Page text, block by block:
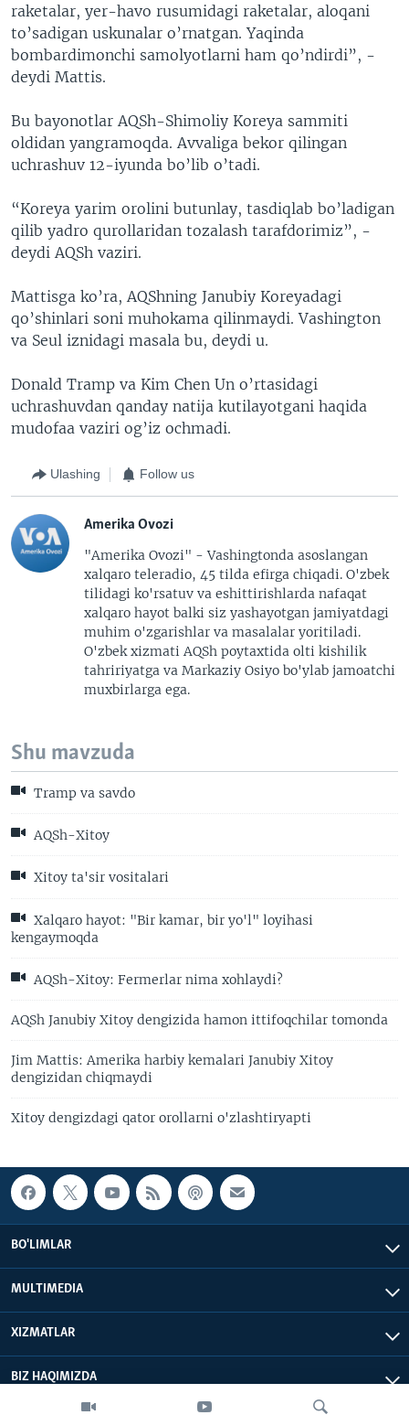
raketalar, yer-havo rusumidagi raketalar, aloqani
to’sadigan uskunalar o’rnatgan. Yaqinda
bombardimonchi samolyotlarni ham qo’ndirdi”, -
deydi Mattis.
Bu bayonotlar AQSh-Shimoliy Koreya sammiti
oldidan yangramoqda. Avvaliga bekor qilingan
uchrashuv 12-iyunda bo’lib o’tadi.
“Koreya yarim orolini butunlay, tasdiqlab bo’ladigan
qilib yadro qurollaridan tozalash tarafdorimiz”, -
deydi AQSh vaziri.
Mattisga ko’ra, AQShning Janubiy Koreyadagi
qo’shinlari soni muhokama qilinmaydi. Vashington
va Seul iznidagi masala bu, deydi u.
Donald Tramp va Kim Chen Un o’rtasidagi
uchrashuvdan qanday natija kutilayotgani haqida
mudofaa vaziri og’iz ochmadi.
Ulashing Follow us
Amerika Ovozi
"Amerika Ovozi" - Vashingtonda asoslangan
xalqaro teleradio, 45 tilda efirga chiqadi. O'zbek
tilidagi ko'rsatuv va eshittirishlarda nafaqat
xalqaro hayot balki siz yashayotgan jamiyatdagi
muhim o'zgarishlar va masalalar yoritiladi.
O'zbek xizmati AQSh poytaxtida olti kishilik
tahririyatga va Markaziy Osiyo bo'ylab jamoatchi
muxbirlarga ega.
Shu mavzuda
Tramp va savdo
AQSh-Xitoy
Xitoy ta'sir vositalari
Xalqaro hayot: "Bir kamar, bir yo'l" loyihasi
kengaymoqda
AQSh-Xitoy: Fermerlar nima xohlaydi?
AQSh Janubiy Xitoy dengizida hamon ittifoqchilar tomonda
Jim Mattis: Amerika harbiy kemalari Janubiy Xitoy
dengizidan chiqmaydi
Xitoy dengizdagi qator orollarni o'zlashtiryapti
BO'LIMLAR
MULTIMEDIA
XIZMATLAR
BIZ HAQIMIZDA